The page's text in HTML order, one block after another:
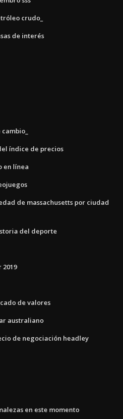
crudo_
de interés
índice de precios
en línea
de massachusetts por ciudad
del deporte
2019
de valores
australiano
de negociación headley
en este momento